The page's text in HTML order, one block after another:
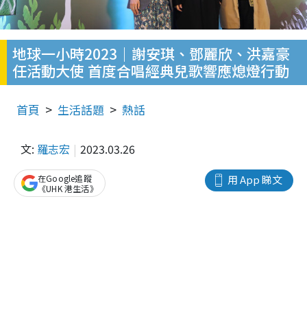
地球一小時2023｜謝安琪、鄧麗欣、洪嘉豪
任活動大使 首度合唱經典兒歌響應熄燈行動
首頁 生活話題 熱話
文: 羅志宏 2023.03.26
用 App 睇文
在Google追蹤
《UHK 港生活》